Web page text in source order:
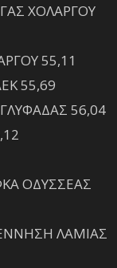
ΧΟΛΑΡΓΟΥ
55,11
55,69
56,04
ΟΔΥΣΣΕΑΣ
ΛΑΜΙΑΣ